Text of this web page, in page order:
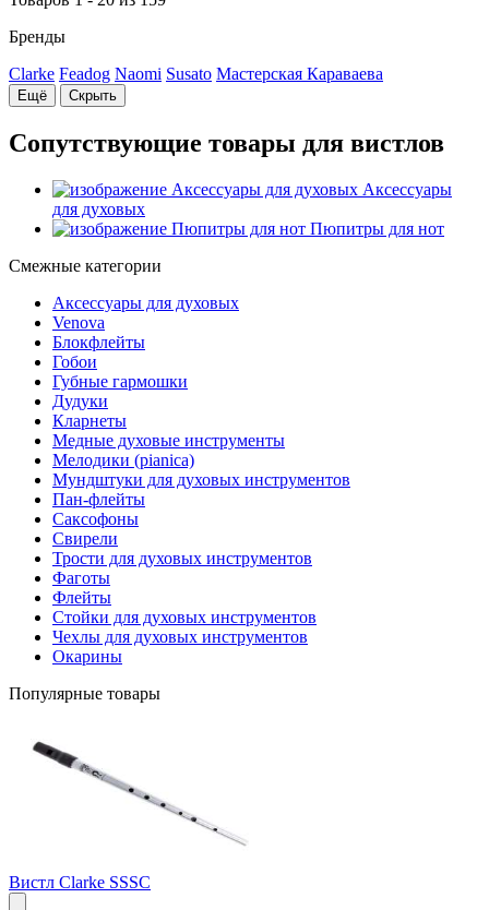
Бренды
Clarke Feadog Naomi Susato Мастерская Караваева
Ещё Скрыть
Сопутствующие товары для вистлов
Аксессуары
для духовых
Пюпитры для нот
Смежные категории
Аксессуары для духовых
Venova
Блокфлейты
Гобои
Губные гармошки
Дудуки
Кларнеты
Медные духовые инструменты
Мелодики (pianica)
Мундштуки для духовых инструментов
Пан-флейты
Саксофоны
Свирели
Трости для духовых инструментов
Фаготы
Флейты
Стойки для духовых инструментов
Чехлы для духовых инструментов
Окарины
Популярные товары
Вистл Clarke SSSC